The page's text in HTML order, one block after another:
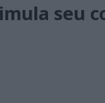
seu